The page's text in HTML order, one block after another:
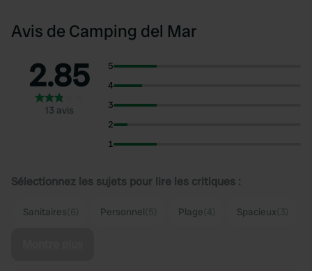
Avis de Camping del Mar
2.85
13 avis
5
4
3
2
1
Sélectionnez les sujets pour lire les critiques :
Sanitaires Personnel Plage Spacieux